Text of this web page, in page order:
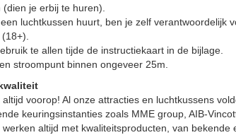
je erbij te huren).
luchtkussen huurt, ben je zelf verantwoordelijk
te allen tijde de instructiekaart in de bijlage.
stroompunt binnen ongeveer 25m.
altijd voorop! Al onze attracties en luchtkussens
keuringsinstanties zoals MME group, AIB-
werken altijd met kwaliteitsproducten, van bekende